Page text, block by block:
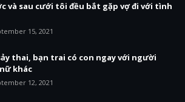
và sau cưới tôi đều bắt gặp vợ đi với tình
15, 2021
thai, bạn trai có con ngay với người
khác
12, 2021